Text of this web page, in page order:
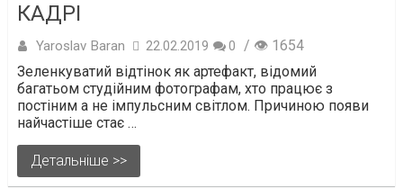
КАДРІ
Yaroslav Baran 22.02.2019 0 / 👁 1654
Зеленкуватий відтінок як артефакт, відомий
багатьом студійним фотографам, хто працює з
постіним а не імпульсним світлом. Причиною появи
найчастіше стає …
Детальніше >>